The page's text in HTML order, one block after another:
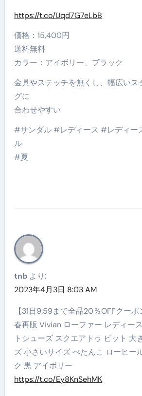
https://t.co/Uqd7G7eLbB
価格：15,400円
送料無料
カラー：アイボリー、ブラック
金具やステッチを無くし、幅広いス
グに
合わせやすい
#サンダル #レディース #レディー
ル
#夏
tnb より:
2023年4月3日 8:03 AM
【31日9:59まで全品20％OFFクー
春再販 Vivian ローファー レディー
トシューズ スクエアトゥ ビット 大
ズ 小さいサイズ ぺたんこ ローヒー
ク 黒 アイボリー
https://t.co/Ey8KnSehMK